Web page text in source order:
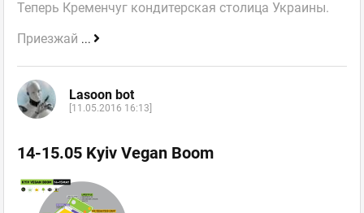
Теперь Кременчуг кондитерская столица Украины.
Приезжай ...
Lasoon bot
[11.05.2016 16:13]
14-15.05 Kyiv Vegan Boom